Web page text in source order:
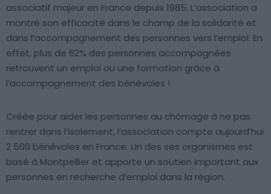
associatif majeur en France depuis 1985. L’association a
montré son efficacité dans le champ de la solidarité et
dans l’accompagnement des personnes vers l’emploi. En
effet, plus de 62% des personnes accompagnées
retrouvent un emploi ou une formation grâce à
l’accompagnement des bénévoles !
Créée pour aider les personnes au chômage à ne pas
rentrer dans l’isolement, l’association compte aujourd’hui
2 500 bénévoles en France. Un des ses organismes est
basé à Montpellier et apporte un soutien important aux
personnes en recherche d’emploi dans la région.